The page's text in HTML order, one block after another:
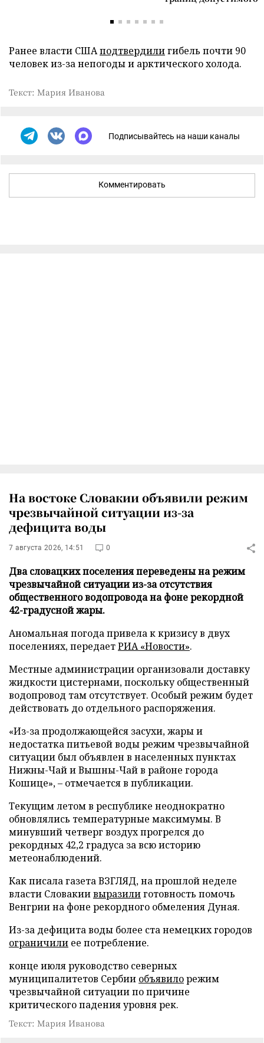
Ранее власти СШАподтвердилигибель почти 90
человек из-за непогоды и арктического холода.
Текст: Мария Иванова
Подписывайтесь на наши каналы
Комментировать
На востоке Словакии объявили режим
чрезвычайной ситуации из-за
дефицита воды
7 августа 2026, 14:51 0
Два словацких поселения переведены на режим
чрезвычайной ситуации из-за отсутствия
общественного водопровода на фоне рекордной
42-градусной жары.
Аномальная погода привела к кризису в двух
поселениях, передаетРИА «Новости».
Местные администрации организовали доставку
жидкости цистернами, поскольку общественный
водопровод там отсутствует. Особый режим будет
действовать до отдельного распоряжения.
«Из-за продолжающейся засухи, жары и
недостатка питьевой воды режим чрезвычайной
ситуации был объявлен в населенных пунктах
Нижны-Чай и Вышны-Чай в районе города
Кошице», – отмечается в публикации.
Текущим летом в республике неоднократно
обновлялись температурные максимумы. В
минувший четверг воздух прогрелся до
рекордных 42,2 градуса за всю историю
метеонаблюдений.
Как писала газета ВЗГЛЯД, на прошлой неделе
власти Словакиивыразилиготовность помочь
Венгрии на фоне рекордного обмеления Дуная.
Из-за дефицита воды более ста немецких городов
ограничили ее потребление.
конце июля руководство северных
муниципалитетов Сербии объявилорежим
чрезвычайной ситуации по причине
критического падения уровня рек.
Текст: Мария Иванова